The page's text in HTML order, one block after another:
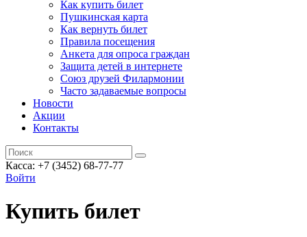
Как купить билет
Пушкинская карта
Как вернуть билет
Правила посещения
Анкета для опроса граждан
Защита детей в интернете
Союз друзей Филармонии
Часто задаваемые вопросы
Новости
Акции
Контакты
Касса: +7 (3452) 68-77-77
Войти
Купить билет